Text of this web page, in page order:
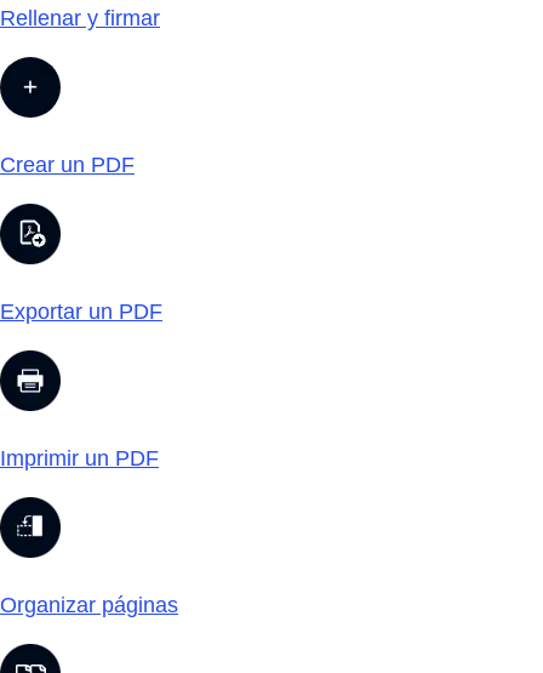
Rellenar y firmar
Crear un PDF
Exportar un PDF
Imprimir un PDF
Organizar páginas